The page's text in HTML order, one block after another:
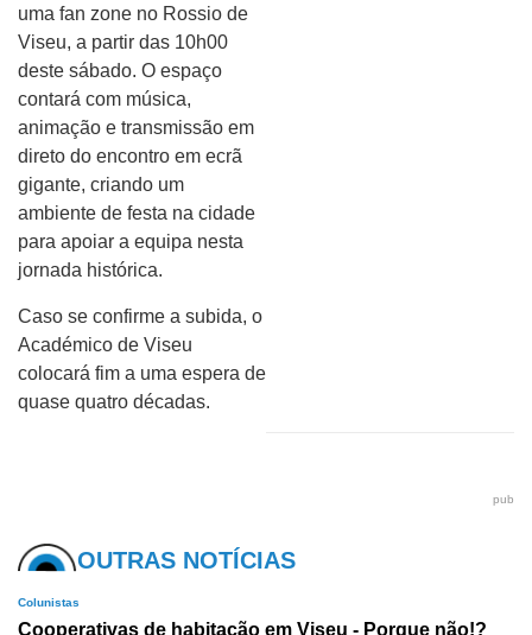
uma fan zone no Rossio de
Viseu, a partir das 10h00
deste sábado. O espaço
contará com música,
animação e transmissão em
direto do encontro em ecrã
gigante, criando um
ambiente de festa na cidade
para apoiar a equipa nesta
jornada histórica.
Caso se confirme a subida, o
Académico de Viseu
colocará fim a uma espera de
quase quatro décadas.
pub
OUTRAS NOTÍCIAS
Colunistas
Cooperativas de habitação em Viseu - Porque não!?